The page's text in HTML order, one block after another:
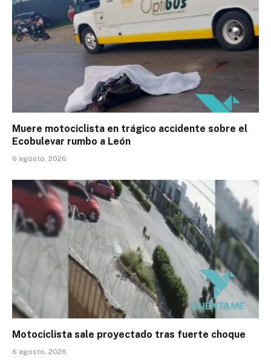
Muere motociclista en trágico accidente sobre el
Ecobulevar rumbo a León
6 agosto, 2026
Motociclista sale proyectado tras fuerte choque
6 agosto, 2026